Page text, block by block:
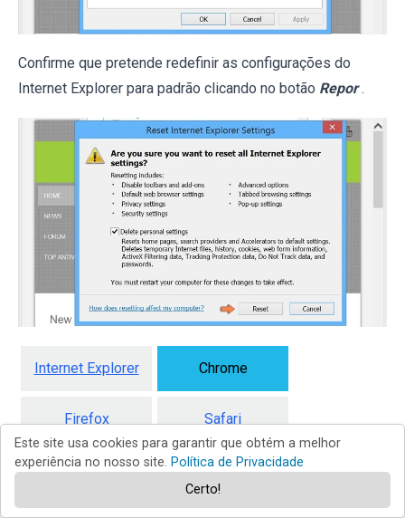
Confirme que pretende redefinir as configurações do
Internet Explorer para padrão clicando no botão Repor .
Internet Explorer Chrome
Firefox Safari
Edge
Este site usa cookies para garantir que obtém a melhor
experiência no nosso site. Política de Privacidade
Certo!